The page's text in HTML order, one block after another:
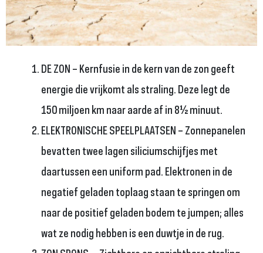
DE ZON – Kernfusie in de kern van de zon geeft
energie die vrijkomt als straling. Deze legt de
150 miljoen km naar aarde af in 8½ minuut.
ELEKTRONISCHE SPEELPLAATSEN – Zonnepanelen
bevatten twee lagen siliciumschijfjes met
daartussen een uniform pad. Elektronen in de
negatief geladen toplaag staan te springen om
naar de positief geladen bodem te jumpen; alles
wat ze nodig hebben is een duwtje in de rug.